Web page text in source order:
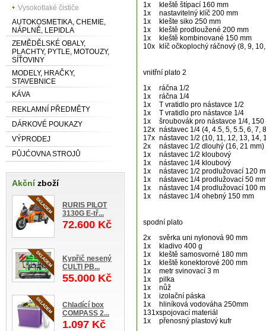
Vysokotlaké čističe
AUTOKOSMETIKA, CHEMIE,
NÁPLNĚ, LEPIDLA
ZEMĚDĚLSKÉ OBALY,
PLACHTY, PYTLE, MOTOUZY,
SÍŤOVINY
MODELY, HRAČKY,
STAVEBNICE
KÁVA
REKLAMNÍ PŘEDMĚTY
DÁRKOVÉ POUKAZY
VÝPRODEJ
PŮJĆOVNA STROJŮ
Akčnízboží
RURIS PILOT
3130G E-tř...
72.600 Kč
Kypřič nesený
CULTI PB...
55.000 Kč
Chladící box
COMPASS 2...
1.097 Kč
1x
kleště štípací 160 mm
1x
nastavitelný klíč 200 mm
1x
klešte siko 250 mm
1x
kleště prodloužené 200 mm
1x
kleště kombinované 150 mm
10x klíč očkoplochý ráčnový (8, 9,
vnitřní plato 2
1x
ráčna 1/2
1x
ráčna 1/4
1x
T vratidlo pro nástavce 1/2
1x
T vratidlo pro nástavce 1/4
1x
šroubovák pro nástavce 1/4, 150
12x nástavec 1/4 (4, 4.5, 5, 5.5, 6, 7,
17x nástavec 1/2 (10, 11, 12, 13, 14,
2x
nástavec 1/2 dlouhý (16, 21 mm)
1x
nástavec 1/2 kloubový
1x
nástavec 1/4 kloubový
1x
nástavec 1/2 prodlužovací 120
1x
nástavec 1/4 prodlužovací 50
1x
nástavec 1/4 prodlužovací 100
1x
nástavec 1/4 ohebný 150 mm
spodní plato
2x
svěrka uni nylonová 90 mm
1x
kladivo 400 g
1x
kleště samosvorné 180 mm
1x
kleště konektorové 200 mm
1x
metr svinovací 3 m
1x
pilka
1x
nůž
1x
izolační páska
1x
hliníková vodováha 250mm
131xspojovací materiál
1x
přenosný plastový kufr